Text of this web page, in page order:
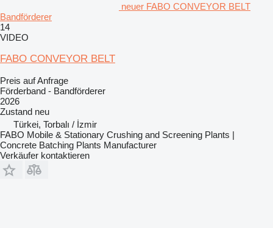
neuer FABO CONVEYOR BELT
Bandförderer
14
VIDEO
FABO CONVEYOR BELT
Preis auf Anfrage
Förderband - Bandförderer
2026
Zustand neu
Türkei, Torbalı / İzmir
FABO Mobile & Stationary Crushing and Screening Plants |
Concrete Batching Plants Manufacturer
Verkäufer kontaktieren